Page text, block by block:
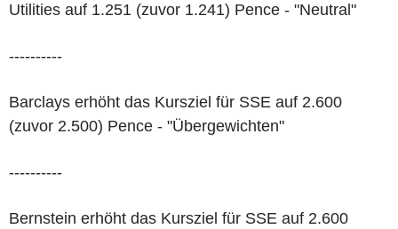
Utilities auf 1.251 (zuvor 1.241) Pence - "Neutral"
----------
Barclays erhöht das Kursziel für SSE auf 2.600
(zuvor 2.500) Pence - "Übergewichten"
----------
Bernstein erhöht das Kursziel für SSE auf 2.600